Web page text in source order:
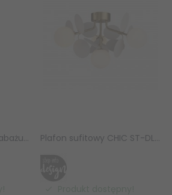
Biała lampa wisząca abażurowa okrągła designerska Maytoni Bloom MOD531PL-01W1 Plafon sufitowy CHIC ST-DL-2969C Step Into Design białe kuliste klosze do salonu jadalniana